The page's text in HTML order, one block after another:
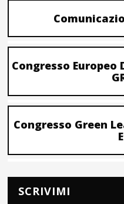
Congresso
Congresso Green
SCRIVIMI